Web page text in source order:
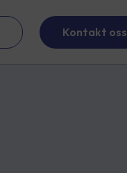
Kontakt oss